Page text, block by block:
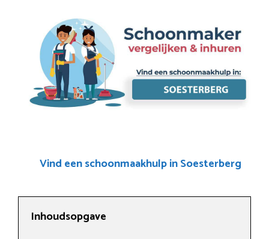
Vind een schoonmaakhulp in Soesterberg
Inhoudsopgave